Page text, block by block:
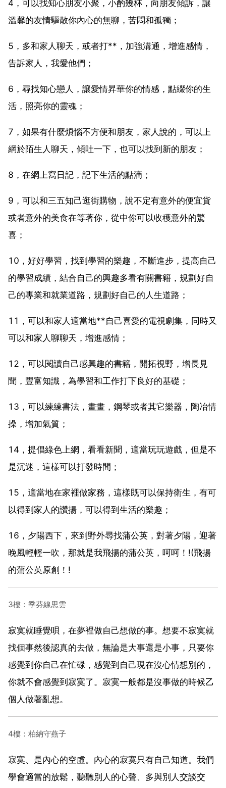
4，可以找知心朋友小聚，小酌幾杯，向朋友傾訴，讓
溫馨的友情驅散你內心的無聊，苦悶和孤獨；
5，多和家人聊天，或者打**，加強溝通，增進感情，
告訴家人，我愛他們；
6，尋找知心戀人，讓愛情昇華你的情感，點綴你的生
活，照亮你的靈魂；
7，如果有什麼煩惱不方便和朋友，家人說的，可以上
網於陌生人聊天，傾吐一下，也可以找到新的朋友；
8，在網上寫日記，記下生活的點滴；
9，可以和三五知己逛街購物，說不定有意外的便宜貨
或者意外的美食在等著你，從中你可以收穫意外的驚
喜；
10，好好學習，找到學習的樂趣，不斷進步，提高自己
的學習成績，結合自己的興趣多看有關書籍，規劃好自
己的專業和就業道路，規劃好自己的人生道路；
11，可以和家人適當地**自己喜愛的電視劇集，同時又
可以和家人聊聊天，增進感情；
12，可以閱讀自己感興趣的書籍，開拓視野，增長見
聞，豐富知識，為學習和工作打下良好的基礎；
13，可以練練書法，畫畫，鋼琴或者其它樂器，陶冶情
操，增加氣質；
14，提倡綠色上網，看看新聞，適當玩玩遊戲，但是不
是沉迷，這樣可以打發時間；
15，適當地在家裡做家務，這樣既可以保持衛生，有可
以得到家人的讚揚，可以得到生活的樂趣；
16，夕陽西下，來到野外尋找蒲公英，對著夕陽，迎著
晚風輕輕一吹，那就是我飛揚的蒲公英，呵呵！!(飛揚
的蒲公英原創！!
3樓：季芬線思雲
寂寞就睡覺唄，在夢裡做自己想做的事。想要不寂寞就
找個事然後認真的去做，無論是大事還是小事，只要你
感覺到你自己在忙碌，感覺到自己現在沒心情想別的，
你就不會感覺到寂寞了。寂寞一般都是沒事做的時候乙
個人做著亂想。
4樓：柏納守燕子
寂寞、是內心的空虛。內心的寂寞只有自己知道。我們
學會適當的放鬆，聽聽別人的心聲、多與別人交談交